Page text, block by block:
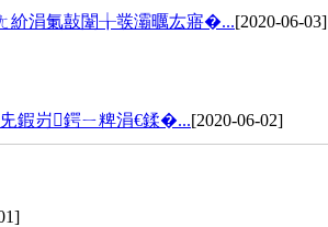
紒涓氭敼闈╁彂灞曞厷寤�...[2020-06-03]
鍜岃鍔ㄧ粺涓€鍒�...[2020-06-02]